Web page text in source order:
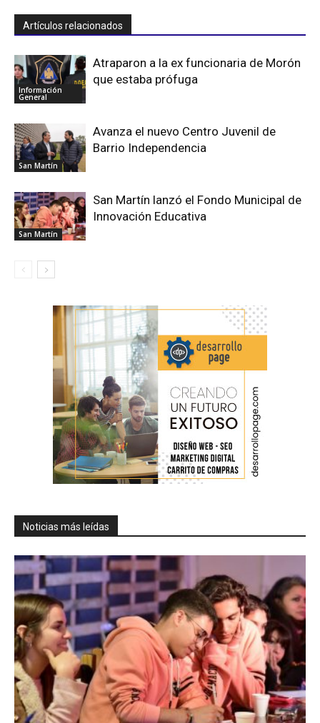
Artículos relacionados
Información
General
Atraparon a la ex funcionaria de Morón
que estaba prófuga
San Martín
Avanza el nuevo Centro Juvenil de
Barrio Independencia
San Martín
San Martín lanzó el Fondo Municipal de
Innovación Educativa
Noticias más leídas